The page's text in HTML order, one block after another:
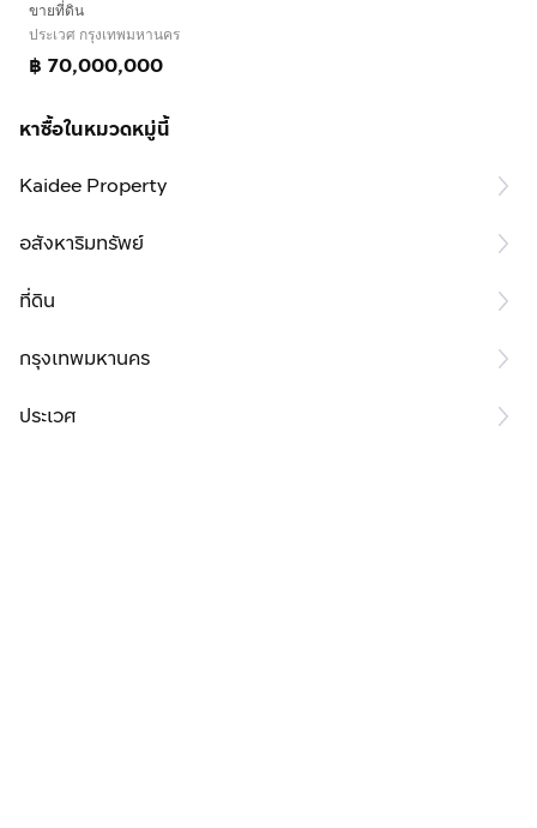
ขายที่ดิน
ประเวศ กรุงเทพมหานคร
฿ 70,000,000
หาซื้อในหมวดหมู่นี้
Kaidee Property
อสังหาริมทรัพย์
ที่ดิน
กรุงเทพมหานคร
ประเวศ